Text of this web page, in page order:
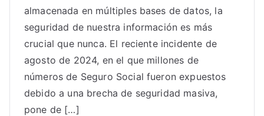
almacenada en múltiples bases de datos, la
seguridad de nuestra información es más
crucial que nunca. El reciente incidente de
agosto de 2024, en el que millones de
números de Seguro Social fueron expuestos
debido a una brecha de seguridad masiva,
pone de […]